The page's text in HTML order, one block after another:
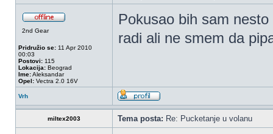
2nd Gear
Pridružio se: 11 Apr 2010
00:03
Postovi: 115
Lokacija: Beograd
Ime:Aleksandar
Opel: Vectra 2.0 16V
Pokusao bih sam
radi ali ne smem da
Vrh
miltex2003 Tema posta: Re: Pucketanje u volanu